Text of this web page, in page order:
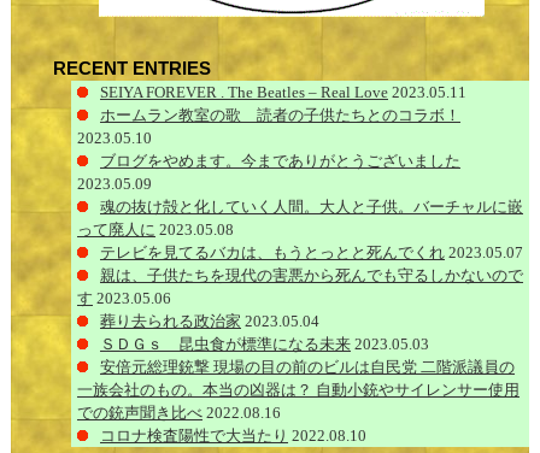
RECENT ENTRIES
SEIYA FOREVER . The Beatles – Real Love 2023.05.11
ホームラン教室の歌 読者の子供たちとのコラボ！
2023.05.10
ブログをやめます。今までありがとうございました
2023.05.09
魂の抜け殻と化していく人間。大人と子供。バーチャルに嵌
って廃人に 2023.05.08
テレビを見てるバカは、もうとっとと死んでくれ 2023.05.07
親は、子供たちを現代の害悪から死んでも守るしかないので
す 2023.05.06
葬り去られる政治家 2023.05.04
ＳＤＧｓ 昆虫食が標準になる未来 2023.05.03
安倍元総理銃撃 現場の目の前のビルは自民党 二階派議員の
一族会社のもの。本当の凶器は？ 自動小銃やサイレンサー使用
での銃声聞き比べ 2022.08.16
コロナ検査陽性で大当たり 2022.08.10